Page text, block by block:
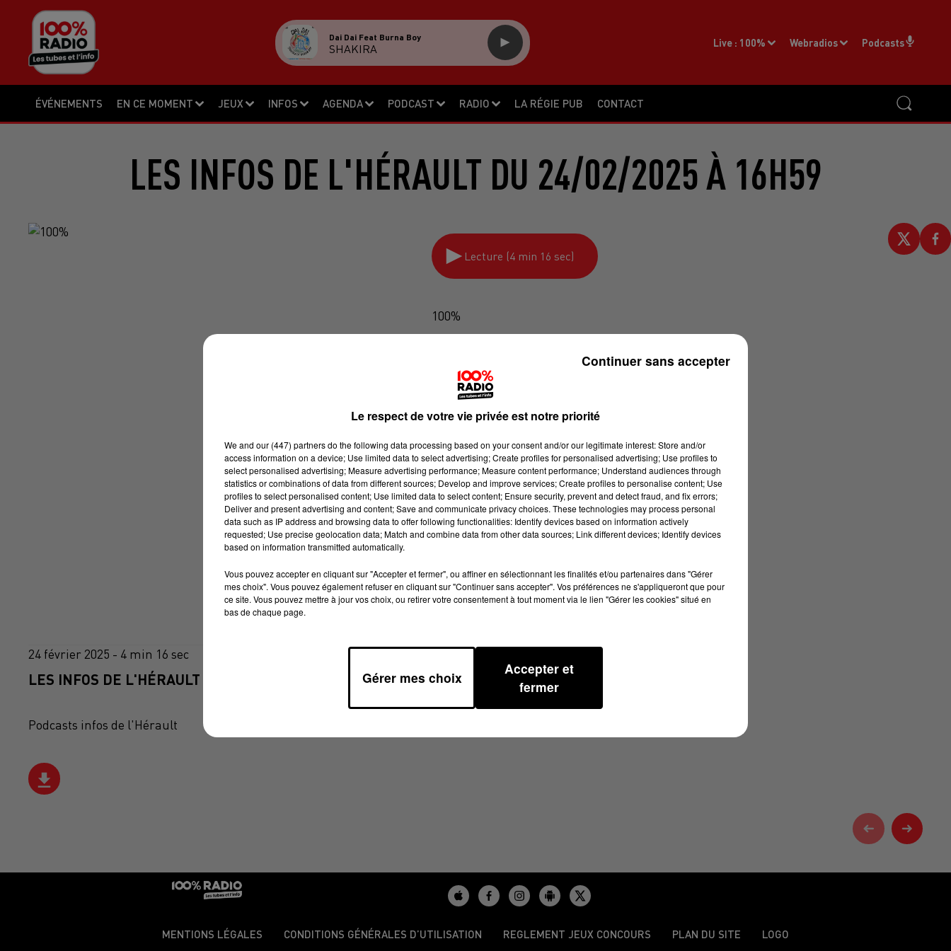
ÉVÉNEMENTS EN CE MOMENT JEUX INFOS AGENDA PODCAST RADIO LA RÉGIE PUB CONTACT
Live : 100% Webradios Podcasts
Dai Dai Feat Burna Boy
SHAKIRA
LES INFOS DE L'HÉRAULT DU 24/02/2025 À 16H59
Lecture (4 min 16 sec)
100%
24 février 2025 - 4 min 16 sec
LES INFOS DE L'HÉRAULT DU 24/02/2025 À 16H59
Podcasts infos de l'Hérault
MENTIONS LÉGALES CONDITIONS GÉNÉRALES D’UTILISATION REGLEMENT JEUX CONCOURS PLAN DU SITE LOGO
Le respect de votre vie privée est notre priorité
We and our (447) partnersdo the following data processing based on your consent and/or our legitimate interest: Store and/or
access information on a device; Use limited data to select advertising; Create profiles for personalised advertising; Use profiles to
select personalised advertising; Measure advertising performance; Measure content performance; Understand audiences through
statistics or combinations of data from different sources; Develop and improve services; Create profiles to personalise content; Use
profiles to select personalised content; Use limited data to select content; Ensure security, prevent and detect fraud, and fix errors;
Deliver and present advertising and content; Save and communicate privacy choices. These technologies may process personal
data such as IP address and browsing data to offer following functionalities: Identify devices based on information actively
requested; Use precise geolocation data; Match and combine data from other data sources; Link different devices; Identify devices
based on information transmitted automatically.
Vous pouvez accepter en cliquant sur "Accepter et fermer", ou affiner en sélectionnant les finalités et/ou partenaires dans "Gérer
mes choix". Vous pouvez également refuser en cliquant sur "Continuer sans accepter". Vos préférences ne s'appliqueront que pour
ce site. Vous pouvez mettre à jour vos choix, ou retirer votre consentement à tout moment via le lien "Gérer les cookies" situé en
bas de chaque page.
Gérer mes choix
Accepter et
fermer
Continuer sans accepter